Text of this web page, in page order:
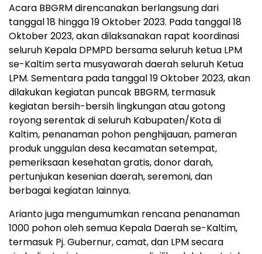
Acara BBGRM direncanakan berlangsung dari
tanggal 18 hingga 19 Oktober 2023. Pada tanggal 18
Oktober 2023, akan dilaksanakan rapat koordinasi
seluruh Kepala DPMPD bersama seluruh ketua LPM
se-Kaltim serta musyawarah daerah seluruh Ketua
LPM. Sementara pada tanggal 19 Oktober 2023, akan
dilakukan kegiatan puncak BBGRM, termasuk
kegiatan bersih-bersih lingkungan atau gotong
royong serentak di seluruh Kabupaten/Kota di
Kaltim, penanaman pohon penghijauan, pameran
produk unggulan desa kecamatan setempat,
pemeriksaan kesehatan gratis, donor darah,
pertunjukan kesenian daerah, seremoni, dan
berbagai kegiatan lainnya.
Arianto juga mengumumkan rencana penanaman
1000 pohon oleh semua Kepala Daerah se-Kaltim,
termasuk Pj. Gubernur, camat, dan LPM secara